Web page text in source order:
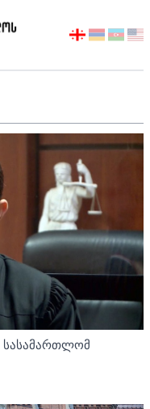
აირჩიეთ
სასამართლომ